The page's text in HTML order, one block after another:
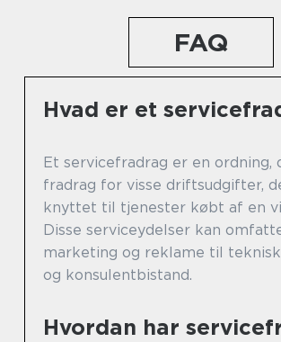
FAQ
Hvad er et
Et servicefradrag er en ordning,
fradrag for visse driftsudgifter,
knyttet til tjenester købt af en
Disse serviceydelser kan
marketing og reklame til
og konsulentbistand.
Hvordan har